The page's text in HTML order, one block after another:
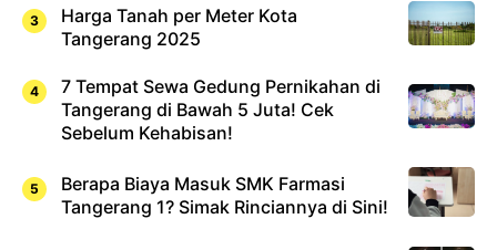
Harga Tanah per Meter Kota
Tangerang 2025
7 Tempat Sewa Gedung Pernikahan di
Tangerang di Bawah 5 Juta! Cek
Sebelum Kehabisan!
Berapa Biaya Masuk SMK Farmasi
Tangerang 1? Simak Rinciannya di Sini!